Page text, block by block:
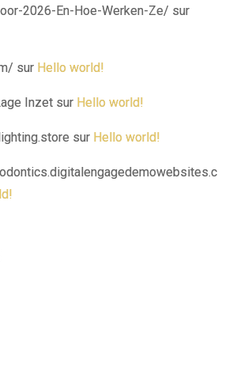
2026-En-Hoe-Werken-Ze/ sur
sur Hello world!
Inzet sur Hello world!
sur Hello world!